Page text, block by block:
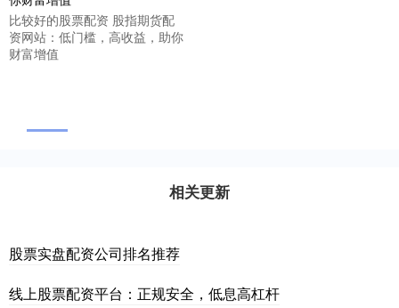
比较好的股票配资 股指期货配
资网站：低门槛，高收益，助你
财富增值
相关更新
股票实盘配资公司排名推荐
线上股票配资平台：正规安全，低息高杠杆